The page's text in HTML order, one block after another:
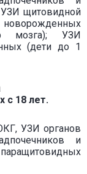
УЗИ щитовидной
мозга); УЗИ
(дети до 1
с 18 лет.
УЗИ органов
и